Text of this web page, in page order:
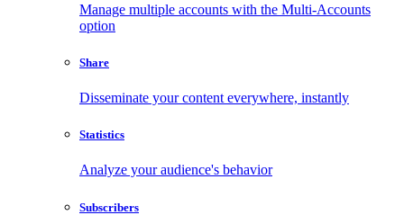
Manage multiple accounts with the Multi-Accounts
option
Share
Disseminate your content everywhere, instantly
Statistics
Analyze your audience's behavior
Subscribers